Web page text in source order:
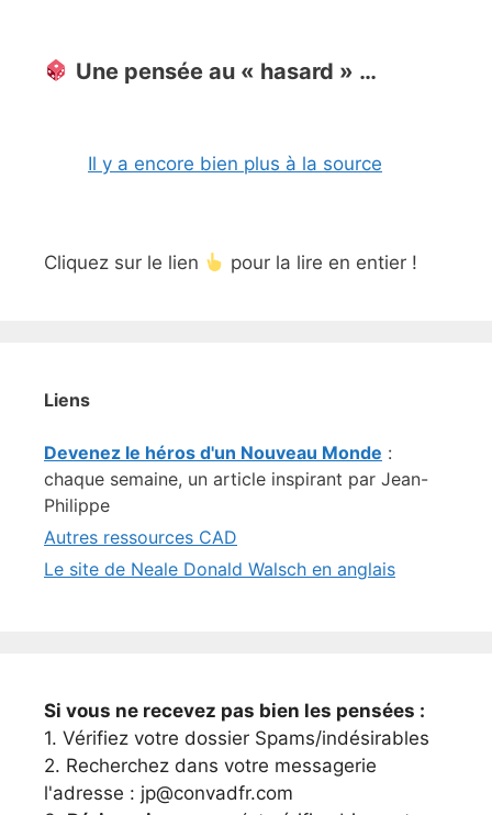
Une pensée au « hasard » …
Il y a encore bien plus à la source
Cliquez sur le lien pour la lire en entier !
Liens
Devenez le héros d'un Nouveau Monde :
chaque semaine, un article inspirant par Jean-
Philippe
Autres ressources CAD
Le site de Neale Donald Walsch en anglais
Si vous ne recevez pas bien les pensées :
1. Vérifiez votre dossier Spams/indésirables
2. Recherchez dans votre messagerie
l'adresse : jp@convadfr.com